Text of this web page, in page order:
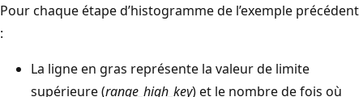
Pour chaque étape d’histogramme de l’exemple précédent
:
La ligne en gras représente la valeur de limite
supérieure (range_high_key) et le nombre de fois où